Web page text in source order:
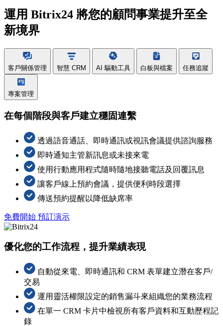
運用 Bitrix24 將您的顧問事業提升至全
新境界
客戶關係管理 智慧 CRM AI 驅動工具 白板與檔案 任務追蹤
專案管理
在每個階段與客戶建立穩固連繫
透過語音通話、即時通訊或視訊會議提供諮詢服務
即時通知主管新訊息或未接來電
使用行動應用程式隨時隨地接聽電話及回覆訊息
讓客戶線上預約會議，提供便利時段選擇
傳送預約提醒以降低缺席率
免費開始 預訂演示
優化您的工作流程，提升業績表現
自動從來電、即時通訊和 CRM 表單建立潛在客戶/
交易
運用靈活權限設定的銷售漏斗來組織您的業務流程
在單一 CRM 卡片中檢視所有客戶資料和互動歷程記
錄